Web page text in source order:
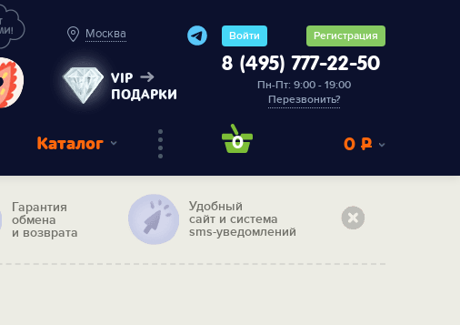
Москва
VIP
ПОДАРКИ
Войти Регистрация
8 (495) 777-22-50
Пн-Пт: 9:00 - 19:00
Перезвонить?
Каталог 0 0 Р
Гарантия
обмена
и возврата
Удобный
сайт и система
sms-уведомлений